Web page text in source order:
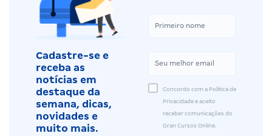
Cadastre-se e
receba as
notícias em
destaque da
semana, dicas,
novidades e
muito mais.
Concordo com a Política de
Privacidade e aceito
receber comunicações do
Gran Cursos Online.